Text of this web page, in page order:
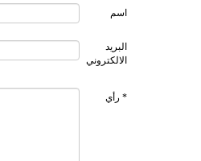
اسم
البريد
الالكتروني
* رأي